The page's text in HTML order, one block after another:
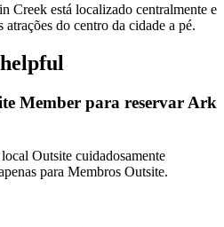
Creek está localizado centralmente e
atrações do centro da cidade a pé.
Member para reservar Ark
Outsite cuidadosamente
para Membros Outsite.